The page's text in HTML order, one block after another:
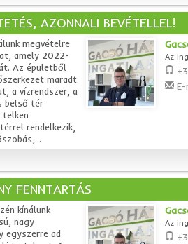
AZONNALI BEVÉTELLEL!
megvételre
amely 2022-
Az épületből
maradt
a vízrendszer, a
belső tér
rendelkezik,
Az
E-
FENNTARTÁS
kínálunk
nagy
egyszerre ad
Az